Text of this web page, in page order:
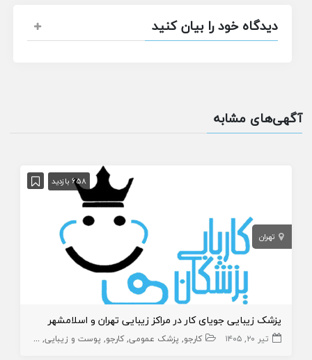
دیدگاه خود را بیان کنید
آگهی‌های مشابه
658 بازدید
تهران
پزشک زیبایی جویای کار در مراکز زیبایی تهران و اسلامشهر
تیر ۲۰, ۱۴۰۵ کارجو پزشک عمومی کارجو پوست و زیبایی زیبایی